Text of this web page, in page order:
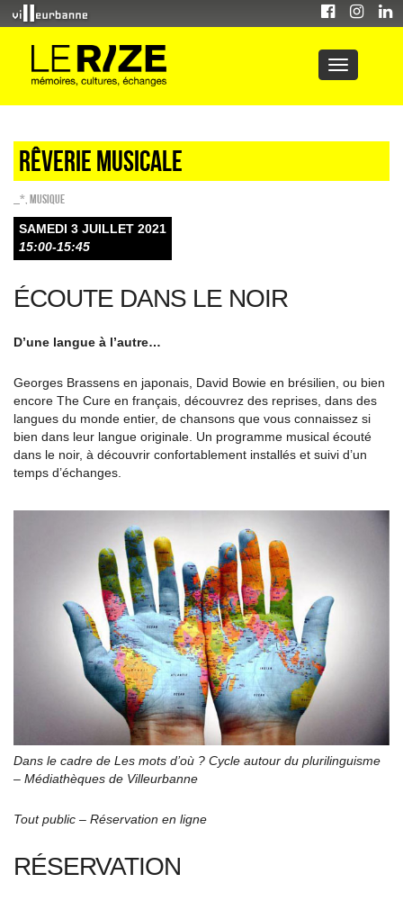
Rêverie musicale
_* Musique
SAMEDI 3 JUILLET 2021
15:00-15:45
ÉCOUTE DANS LE NOIR
D’une langue à l’autre…
Georges Brassens en japonais, David Bowie en brésilien, ou bien
encore The Cure en français, découvrez des reprises, dans des
langues du monde entier, de chansons que vous connaissez si
bien dans leur langue originale. Un programme musical écouté
dans le noir, à découvrir confortablement installés et suivi d’un
temps d’échanges.
Dans le cadre de Les mots d’où ? Cycle autour du plurilinguisme
– Médiathèques de Villeurbanne
Tout public – Réservation en ligne
RÉSERVATION